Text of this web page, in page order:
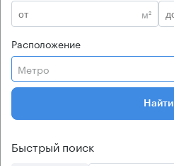
м²
Расположение
Метро
Найти
Быстрый поиск